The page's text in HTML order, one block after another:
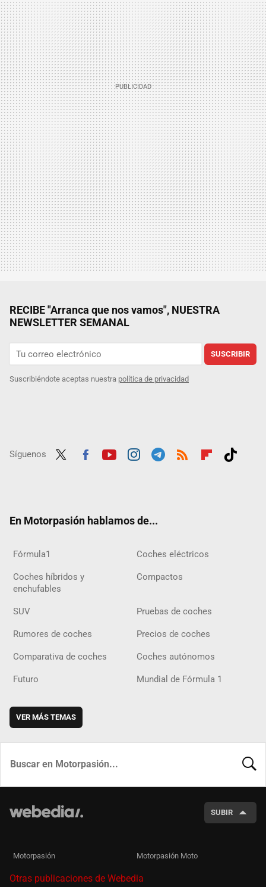
RECIBE "Arranca que nos vamos", NUESTRA
NEWSLETTER SEMANAL
SUSCRIBIR
Suscribiéndote aceptas nuestra política de privacidad
Síguenos
En Motorpasión hablamos de...
Fórmula1 Coches eléctricos
Coches híbridos y
enchufables
Compactos
SUV Pruebas de coches
Rumores de coches Precios de coches
Comparativa de coches Coches autónomos
Futuro Mundial de Fórmula 1
VER MÁS TEMAS
SUBIR
Motorpasión Motorpasión Moto
Otras publicaciones de Webedia